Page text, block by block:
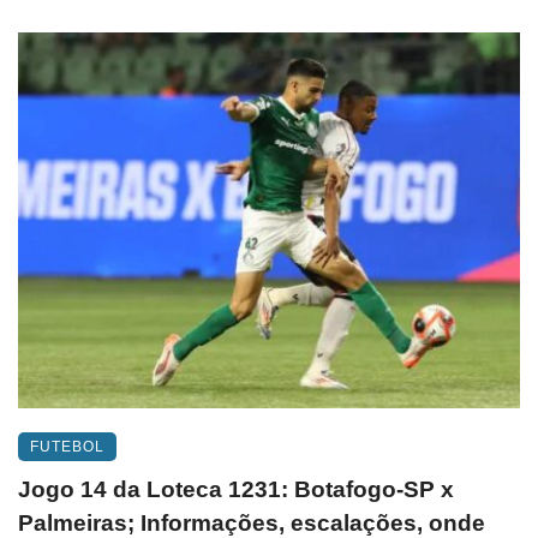
FUTEBOL
Jogo 14 da Loteca 1231: Botafogo-SP x
Palmeiras; Informações, escalações, onde